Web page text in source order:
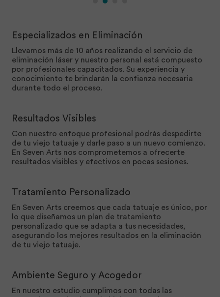
Especializados en Eliminación
Llevamos más de 10 años realizando el servicio de
eliminación láser y nuestro personal está compuesto
por profesionales capacitados. Su experiencia y
conocimiento te brindarán la confianza necesaria
durante todo el proceso.
Resultados Visibles
Con nuestro enfoque profesional podrás despedirte
de tu viejo tatuaje y darle paso a un nuevo comienzo.
En Seven Arts nos comprometemos a ofrecerte
resultados visibles y efectivos en pocas sesiones.
Tratamiento Personalizado
En Seven Arts creemos que cada tatuaje es único, por
lo que diseñamos un plan de tratamiento
personalizado que se adapta a tus necesidades,
asegurando los mejores resultados en la eliminación
de tu viejo tatuaje.
Ambiente Seguro y Acogedor
En nuestro estudio cumplimos con todas las